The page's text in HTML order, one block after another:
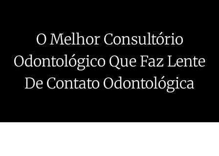
O Melhor Consultório
Odontológico Que Faz Lente
De Contato Odontológica